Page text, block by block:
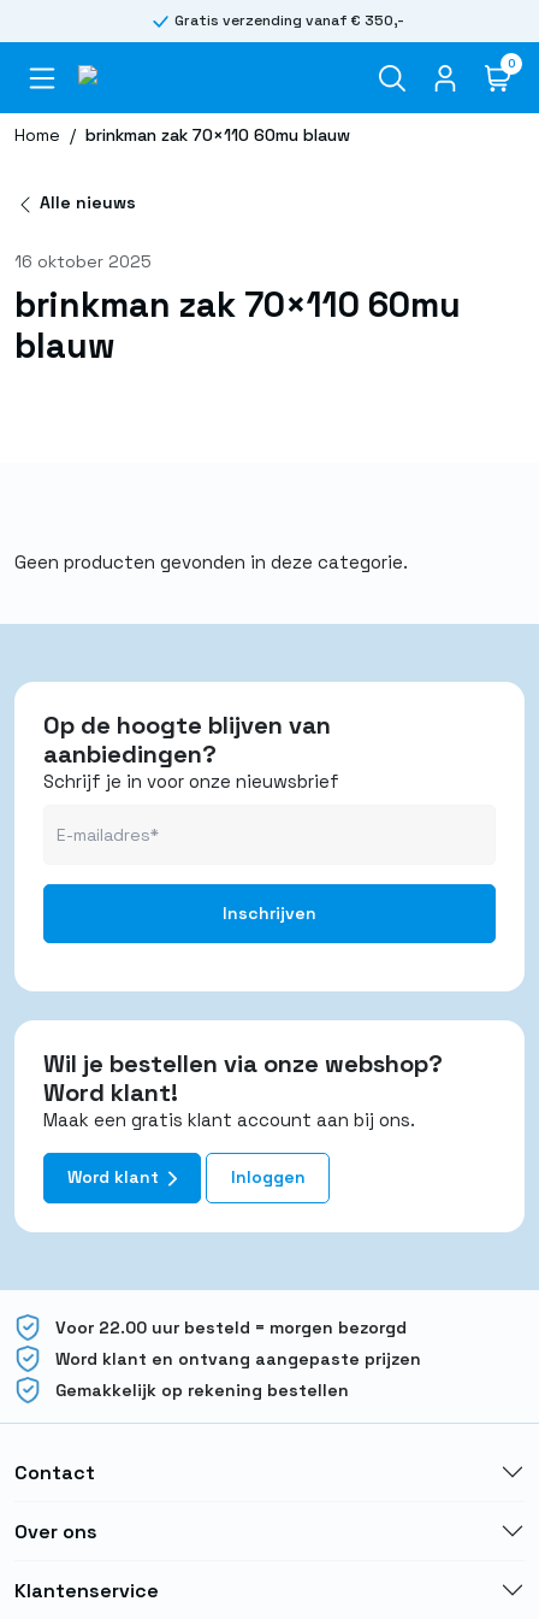
Gratis verzending vanaf € 350,-
0
Home / brinkman zak 70×110 60mu blauw
Alle nieuws
16 oktober 2025
brinkman zak 70×110 60mu
blauw
Geen producten gevonden in deze categorie.
Op de hoogte blijven van
aanbiedingen?
Schrijf je in voor onze nieuwsbrief
Wil je bestellen via onze webshop?
Word klant!
Maak een gratis klant account aan bij ons.
Word klant Inloggen
Voor 22.00 uur besteld = morgen bezorgd
Word klant en ontvang aangepaste prijzen
Gemakkelijk op rekening bestellen
Contact
Over ons
Klantenservice